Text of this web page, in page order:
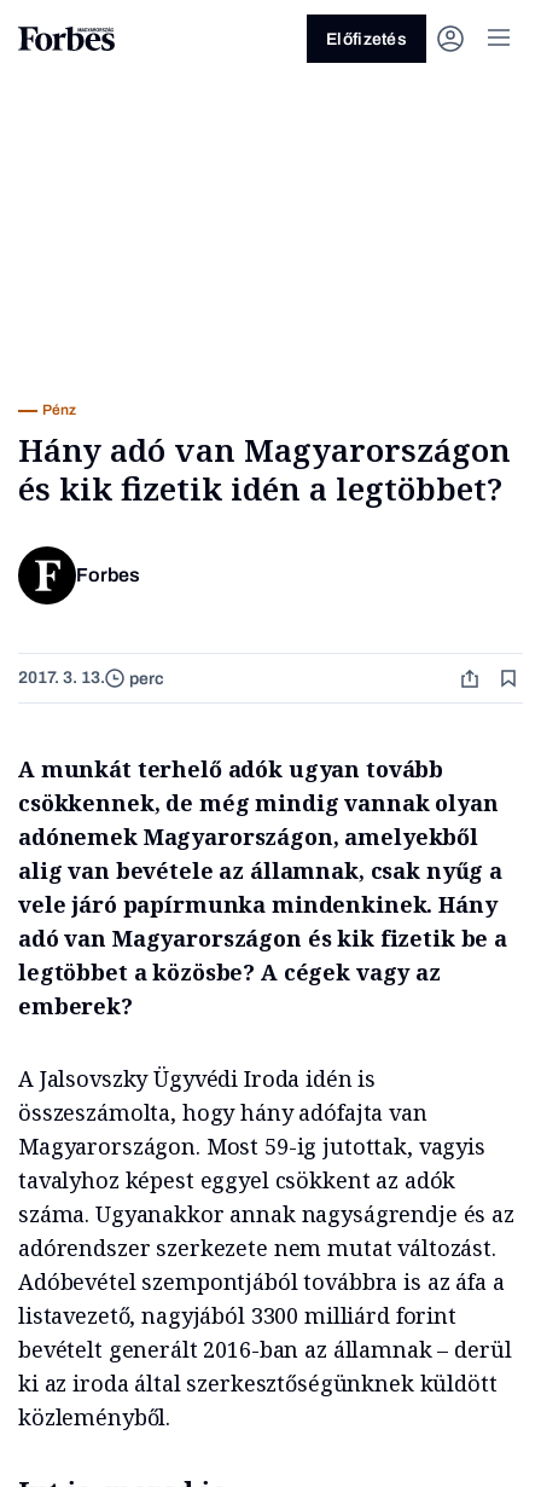
Előfizetés
Pénz
Hány adó van Magyarországon
és kik fizetik idén a legtöbbet?
Forbes
2017. 3. 13. perc
A munkát terhelő adók ugyan tovább
csökkennek, de még mindig vannak olyan
adónemek Magyarországon, amelyekből
alig van bevétele az államnak, csak nyűg a
vele járó papírmunka mindenkinek. Hány
adó van Magyarországon és kik fizetik be a
legtöbbet a közösbe? A cégek vagy az
emberek?
A Jalsovszky Ügyvédi Iroda idén is
összeszámolta, hogy hány adófajta van
Magyarországon. Most 59-ig jutottak, vagyis
tavalyhoz képest eggyel csökkent az adók
száma. Ugyanakkor annak nagyságrendje és az
adórendszer szerkezete nem mutat változást.
Adóbevétel szempontjából továbbra is az áfa a
listavezető, nagyjából 3300 milliárd forint
bevételt generált 2016-ban az államnak – derül
ki az iroda által szerkesztőségünknek küldött
közleményből.